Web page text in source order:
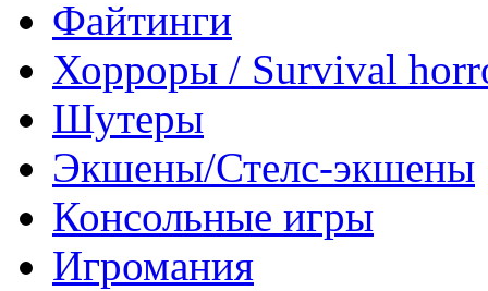
Файтинги
Хорроры / Survival
Шутеры
Экшены/Стелс-экшены
Консольные игры
Игромания